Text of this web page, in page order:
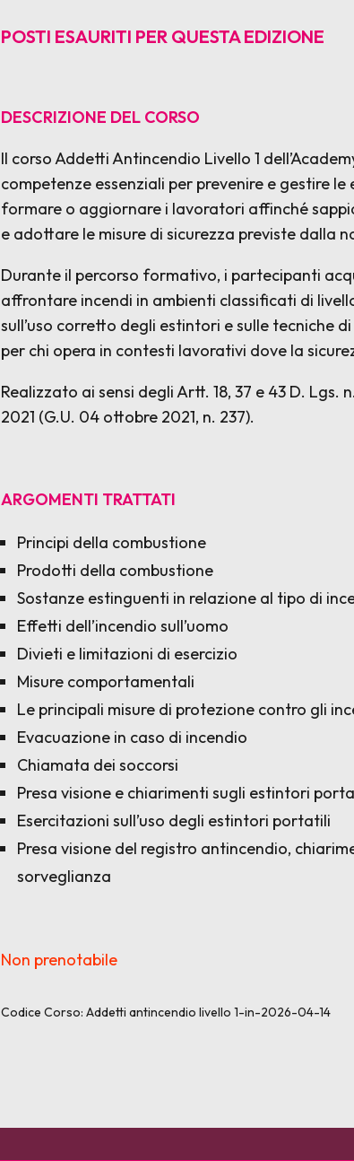
POSTI ESAURITI PER QUESTA EDIZIONE
DESCRIZIONE DEL CORSO
Il corso Addetti Antincendio Livello 1
competenze essenziali per prevenire e gestire
formare o aggiornare i lavoratori affinché
e adottare le misure di sicurezza previste dalla
Durante il percorso formativo, i partecipanti
affrontare incendi in ambienti classificati di
sull’uso corretto degli estintori e sulle tecniche
per chi opera in contesti lavorativi dove la
Realizzato ai sensi degli Artt. 18, 37 e 43 D. Lgs.
2021 (G.U. 04 ottobre 2021, n. 237).
ARGOMENTI TRATTATI
Principi della combustione
Prodotti della combustione
Sostanze estinguenti in relazione al tipo di
Effetti dell’incendio sull’uomo
Divieti e limitazioni di esercizio
Misure comportamentali
Le principali misure di protezione contro gli
Evacuazione in caso di incendio
Chiamata dei soccorsi
Presa visione e chiarimenti sugli estintori
Esercitazioni sull’uso degli estintori portatili
Presa visione del registro antincendio,
sorveglianza
Non prenotabile
Codice Corso:Addetti antincendio livello 1-in-2026-04-14